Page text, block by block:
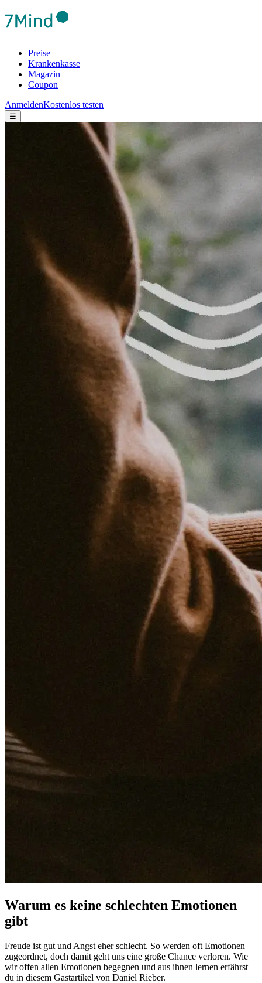
Preise
Krankenkasse
Magazin
Coupon
AnmeldenKostenlos testen
☰
Warum es keine schlechten Emotionen
gibt
Freude ist gut und Angst eher schlecht. So werden oft Emotionen
zugeordnet, doch damit geht uns eine große Chance verloren. Wie
wir offen allen Emotionen begegnen und aus ihnen lernen erfährst
du in diesem Gastartikel von Daniel Rieber.